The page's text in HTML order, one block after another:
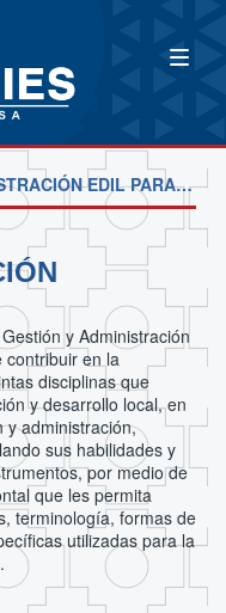
MAESTRÍA EN GESTIÓN Y ADMINISTRACIÓN EDIL PARA EL DESARROLLO LOCAL
y Administración
contribuir en la
disciplinas que
y desarrollo local, en
y administración,
sus habilidades y
por medio de
que les permita
terminología, formas de
utilizadas para la